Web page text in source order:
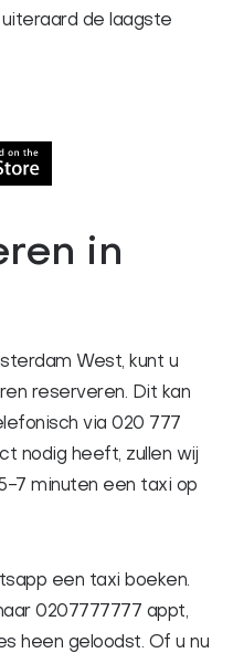
de laagste
in
West, kunt u
reserveren. Dit kan
via 020 777
nodig heeft, zullen wij
7 minuten een taxi op
een taxi boeken.
0207777777 appt,
heen geloodst. Of u nu